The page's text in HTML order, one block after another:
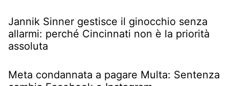
Jannik Sinner gestisce il ginocchio senza
allarmi: perché Cincinnati non è la priorità
assoluta
Meta condannata a pagare Multa: Sentenza